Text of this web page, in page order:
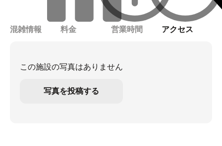
混雑情報 料金 営業時間 アクセス
この施設の写真はありません
写真を投稿する